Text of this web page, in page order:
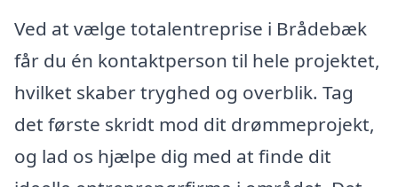
Ved at vælge totalentreprise i Brådebæk
får du én kontaktperson til hele projektet,
hvilket skaber tryghed og overblik. Tag
det første skridt mod dit drømmeprojekt,
og lad os hjælpe dig med at finde dit